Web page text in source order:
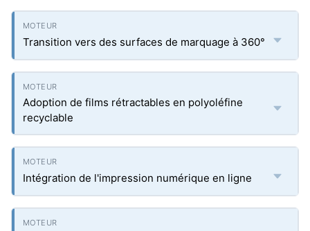
Transition vers des surfaces de marquage à 360°
Adoption de films rétractables en polyoléfine
recyclable
Intégration de l'impression numérique en ligne